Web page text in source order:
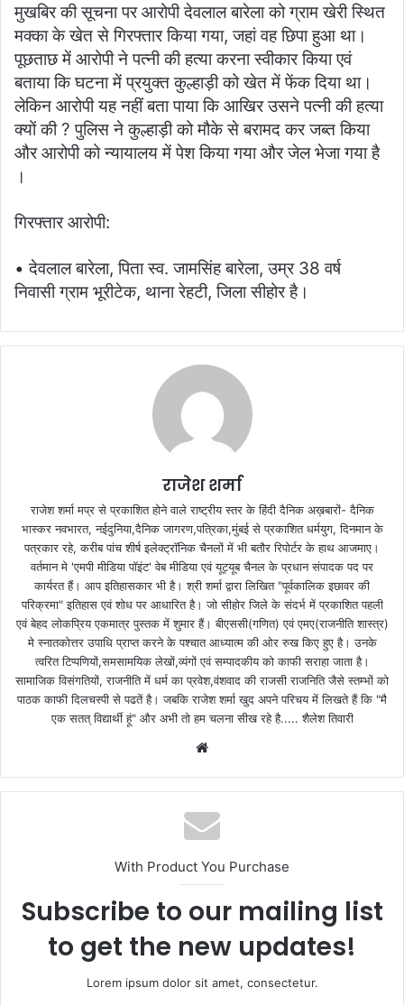
मुखबिर की सूचना पर आरोपी देवलाल बारेला को ग्राम खेरी स्थित
मक्का के खेत से गिरफ्तार किया गया, जहां वह छिपा हुआ था।
पूछताछ में आरोपी ने पत्नी की हत्या करना स्वीकार किया एवं
बताया कि घटना में प्रयुक्त कुल्हाड़ी को खेत में फेंक दिया था।
लेकिन आरोपी यह नहीं बता पाया कि आखिर उसने पत्नी की हत्या
क्यों की ? पुलिस ने कुल्हाड़ी को मौके से बरामद कर जब्त किया
और आरोपी को न्यायालय में पेश किया गया और जेल भेजा गया है
।
गिरफ्तार आरोपी:
• देवलाल बारेला, पिता स्व. जामसिंह बारेला, उम्र 38 वर्ष
निवासी ग्राम भूरीटेक, थाना रेहटी, जिला सीहोर है।
राजेश शर्मा
राजेश शर्मा मप्र से प्रकाशित होने वाले राष्ट्रीय स्तर के हिंदी दैनिक अख़बारों- दैनिक
भास्कर नवभारत, नईदुनिया,दैनिक जागरण,पत्रिका,मुंबई से प्रकाशित धर्मयुग, दिनमान के
पत्रकार रहे, करीब पांच शीर्ष इलेक्ट्रॉनिक चैनलों में भी बतौर रिपोर्टर के हाथ आजमाए।
वर्तमान मे 'एमपी मीडिया पॉइंट' वेब मीडिया एवं यूट्यूब चैनल के प्रधान संपादक पद पर
कार्यरत हैं। आप इतिहासकार भी है। श्री शर्मा द्वारा लिखित "पूर्वकालिक इछावर की
परिक्रमा" इतिहास एवं शोध पर आधारित है। जो सीहोर जिले के संदर्भ में प्रकाशित पहली
एवं बेहद लोकप्रिय एकमात्र पुस्तक में शुमार हैं। बीएससी(गणित) एवं एमए(राजनीति शास्त्र)
मे स्नातकोत्तर उपाधि प्राप्त करने के पश्चात आध्यात्म की ओर रुख किए हुए है। उनके
त्वरित टिप्पणियों,समसामयिक लेखों,व्यंगों एवं सम्पादकीय को काफी सराहा जाता है।
सामाजिक विसंगतियों, राजनीति में धर्म का प्रवेश,वंशवाद की राजसी राजनिति जैसे स्तम्भों को
पाठक काफी दिलचस्पी से पढतें है। जबकि राजेश शर्मा खुद अपने परिचय में लिखते हैं कि "मै
एक सतत् विद्यार्थी हूं" और अभी तो हम चलना सीख रहे है..... शैलेश तिवारी
b
s
i
e
With Product You Purchase
Subscribe to our mailing list
to get the new updates!
Lorem ipsum dolor sit amet, consectetur.